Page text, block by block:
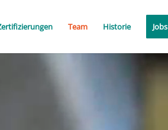
Team Historie Jobs